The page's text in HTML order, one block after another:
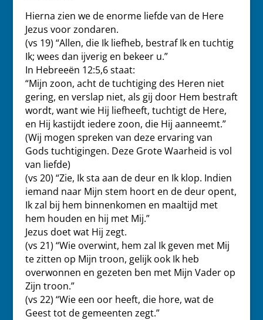
Hierna zien we de enorme liefde van de Here
Jezus voor zondaren.
(vs 19) “Allen, die Ik liefheb, bestraf Ik en tuchtig
Ik; wees dan ijverig en bekeer u.”
In Hebreeën 12:5,6 staat:
“Mijn zoon, acht de tuchtiging des Heren niet
gering, en verslap niet, als gij door Hem bestraft
wordt, want wie Hij liefheeft, tuchtigt de Here,
en Hij kastijdt iedere zoon, die Hij aanneemt.”
(Wij mogen spreken van deze ervaring van
Gods tuchtigingen. Deze Grote Waarheid is vol
van liefde)
(vs 20) “Zie, Ik sta aan de deur en Ik klop. Indien
iemand naar Mijn stem hoort en de deur opent,
Ik zal bij hem binnenkomen en maaltijd met
hem houden en hij met Mij.”
Jezus doet wat Hij zegt.
(vs 21) “Wie overwint, hem zal Ik geven met Mij
te zitten op Mijn troon, gelijk ook Ik heb
overwonnen en gezeten ben met Mijn Vader op
Zijn troon.”
(vs 22) “Wie een oor heeft, die hore, wat de
Geest tot de gemeenten zegt.”